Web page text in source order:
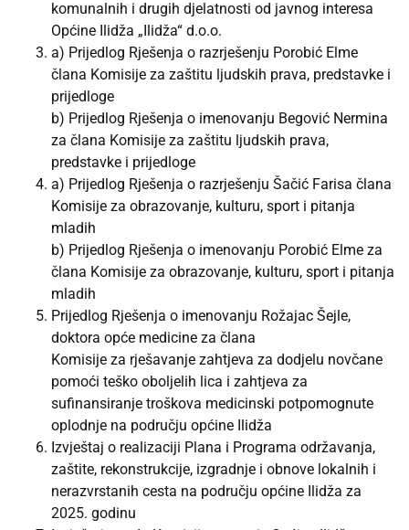
komunalnih i drugih djelatnosti od javnog interesa
Općine Ilidža „Ilidža“ d.o.o.
a) Prijedlog Rješenja o razrješenju Porobić Elme
člana Komisije za zaštitu ljudskih prava, predstavke i
prijedloge
b) Prijedlog Rješenja o imenovanju Begović Nermina
za člana Komisije za zaštitu ljudskih prava,
predstavke i prijedloge
a) Prijedlog Rješenja o razrješenju Šačić Farisa člana
Komisije za obrazovanje, kulturu, sport i pitanja
mladih
b) Prijedlog Rješenja o imenovanju Porobić Elme za
člana Komisije za obrazovanje, kulturu, sport i pitanja
mladih
Prijedlog Rješenja o imenovanju Rožajac Šejle,
doktora opće medicine za člana
Komisije za rješavanje zahtjeva za dodjelu novčane
pomoći teško oboljelih lica i zahtjeva za
sufinansiranje troškova medicinski potpomognute
oplodnje na području općine Ilidža
Izvještaj o realizaciji Plana i Programa održavanja,
zaštite, rekonstrukcije, izgradnje i obnove lokalnih i
nerazvrstanih cesta na području općine Ilidža za
2025. godinu